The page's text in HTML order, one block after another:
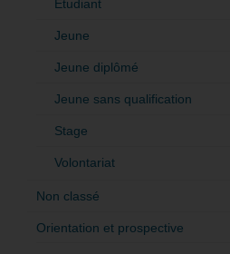
Etudiant
Jeune
Jeune diplômé
Jeune sans qualification
Stage
Volontariat
Non classé
Orientation et prospective